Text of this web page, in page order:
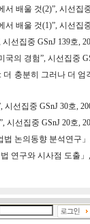
배울 것(2)”, 시선집
배울 것(1)”, 시선집
선집중 GSnJ 139호,
의 경험”, 시선집중
충분히 그러나 더 엄
선집중 GSnJ 30호,
시선집중 GSnJ 20호,
논의동향 분석연구」
연구와 시사점 도출」,